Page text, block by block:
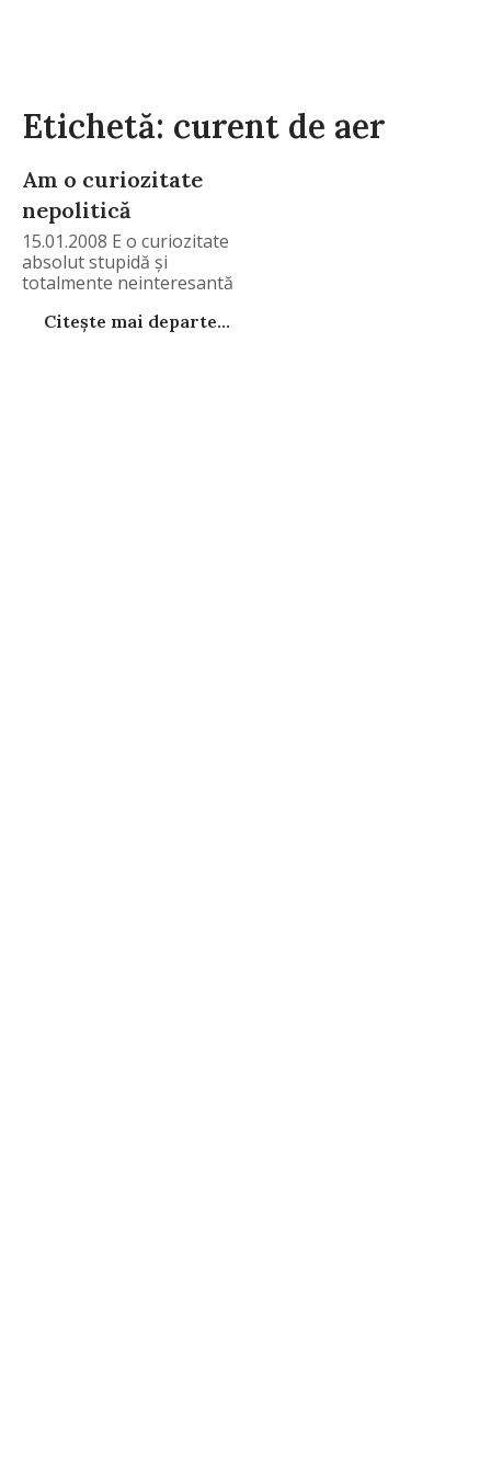
Etichetă: curent de aer
Am o curiozitate
nepolitică
15.01.2008 E o curiozitate
absolut stupidă şi
totalmente neinteresantă
Citește mai departe...